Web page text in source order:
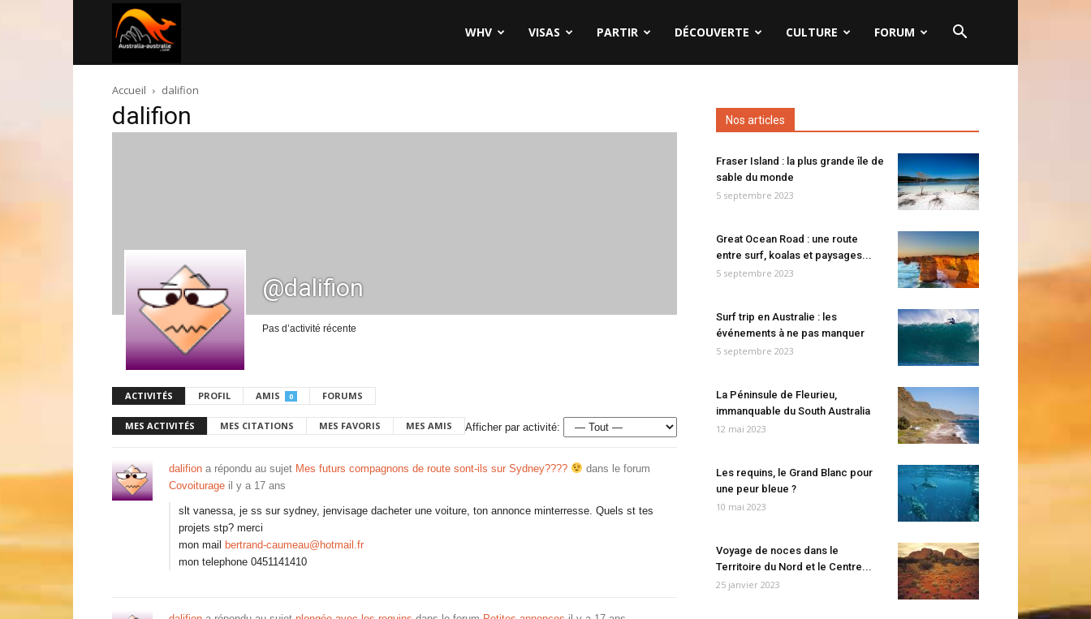
australie.com
WHV VISAS PARTIR DÉCOUVERTE CULTURE FORUM
Accueil dalifion
dalifion
@dalifion
Pas d’activité récente
ACTIVITÉS PROFIL AMIS 0 FORUMS
MES ACTIVITÉS MES CITATIONS MES FAVORIS MES AMIS Afficher par activité:
dalifion a répondu au sujet Mes futurs compagnons de route sont-ils sur Sydney????
dans le forum
Covoiturage il y a 17 ans
slt vanessa, je ss sur sydney, jenvisage dacheter une voiture, ton annonce minterresse. Quels st tes
projets stp? merci
mon mail
bertrand-caumeau@hotmail.fr
mon telephone 0451141410
Nos articles
Fraser Island : la plus grande île de
sable du monde
5 septembre 2023
Great Ocean Road : une route
entre surf, koalas et paysages...
5 septembre 2023
Surf trip en Australie : les
événements à ne pas manquer
5 septembre 2023
La Péninsule de Fleurieu,
immanquable du South Australia
12 mai 2023
Les requins, le Grand Blanc pour
une peur bleue ?
10 mai 2023
Voyage de noces dans le
Territoire du Nord et le Centre...
25 janvier 2023